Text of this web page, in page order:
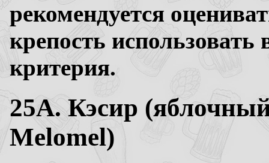
рекомендуется
крепость использовать
критерия.
25A. Кэсир
Melomel)